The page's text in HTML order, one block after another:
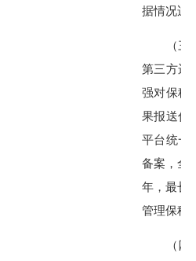
据情况适
（三）
第三方运
强对保租
果报送住
平台统一
备案，全
年，最长
管理保租
（四）